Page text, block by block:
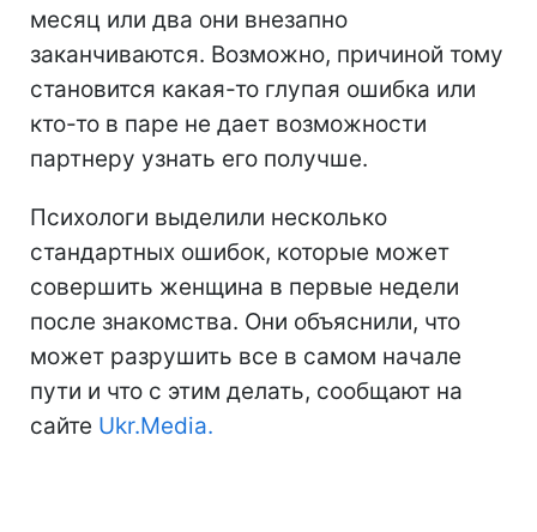
месяц или два они внезапно
заканчиваются. Возможно, причиной тому
становится какая-то глупая ошибка или
кто-то в паре не дает возможности
партнеру узнать его получше.
Психологи выделили несколько
стандартных ошибок, которые может
совершить женщина в первые недели
после знакомства. Они объяснили, что
может разрушить все в самом начале
пути и что с этим делать, сообщают на
сайте Ukr.Media.